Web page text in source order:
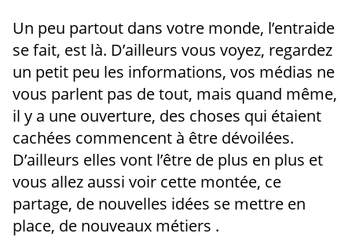
Un peu partout dans votre monde, l’entraide
se fait, est là. D’ailleurs vous voyez, regardez
un petit peu les informations, vos médias ne
vous parlent pas de tout, mais quand même,
il y a une ouverture, des choses qui étaient
cachées commencent à être dévoilées.
D’ailleurs elles vont l’être de plus en plus et
vous allez aussi voir cette montée, ce
partage, de nouvelles idées se mettre en
place, de nouveaux métiers .